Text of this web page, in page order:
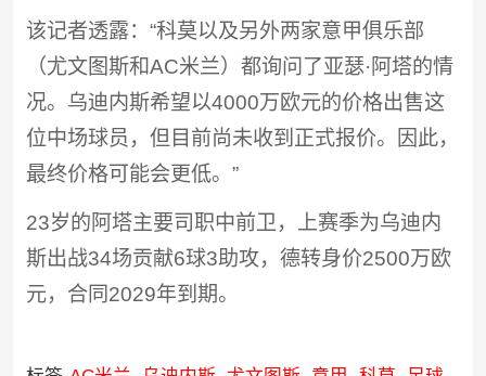
该记者透露：“科莫以及另外两家意甲俱乐部
（尤文图斯和AC米兰）都询问了亚瑟·阿塔的情
况。乌迪内斯希望以4000万欧元的价格出售这
位中场球员，但目前尚未收到正式报价。因此，
最终价格可能会更低。”
23岁的阿塔主要司职中前卫，上赛季为乌迪内
斯出战34场贡献6球3助攻，德转身价2500万欧
元，合同2029年到期。